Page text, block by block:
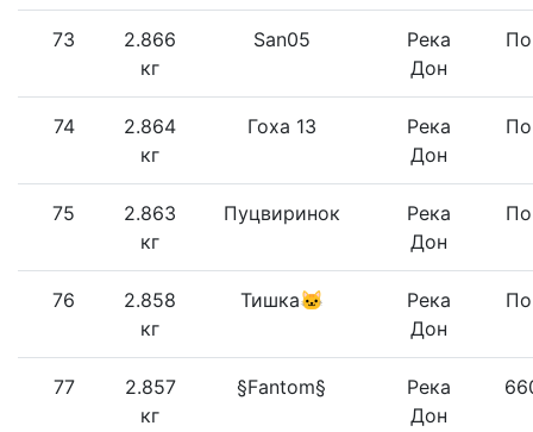
73
2.866
кг
San05
Река
Дон
74
2.864
кг
Гоха 13
Река
Дон
75
2.863
кг
Пуцвиринок
Река
Дон
76
2.858
кг
Тишка🐱
Река
Дон
77
2.857
кг
§Fantom§
Река
Дон